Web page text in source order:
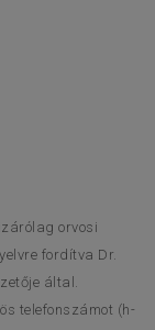
orvosi
fordítva Dr.
által.
telefonszámot (h-